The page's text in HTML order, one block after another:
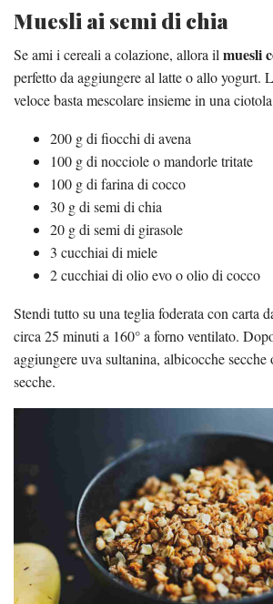
Muesli ai semi di chia
Se ami i cereali a colazione, allora ilmuesli
perfetto da aggiungere al latte o allo yogurt.
veloce basta mescolare insieme in una
200 g di fiocchi di avena
100 g di nocciole o mandorle tritate
100 g di farina di cocco
30 g di semi di chia
20 g di semi di girasole
3 cucchiai di miele
2 cucchiai di olio evo o olio di cocco
Stendi tutto su una teglia foderata con carta
circa 25 minuti a 160° a forno ventilato.
aggiungere uva sultanina, albicocche secche
secche.